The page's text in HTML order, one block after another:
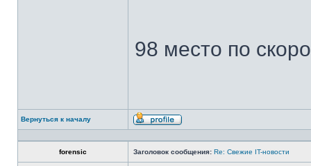
98 место по
Вернуться к началу
Профиль
forensic Заголовок сообщения: Re: Свежие IT-новости